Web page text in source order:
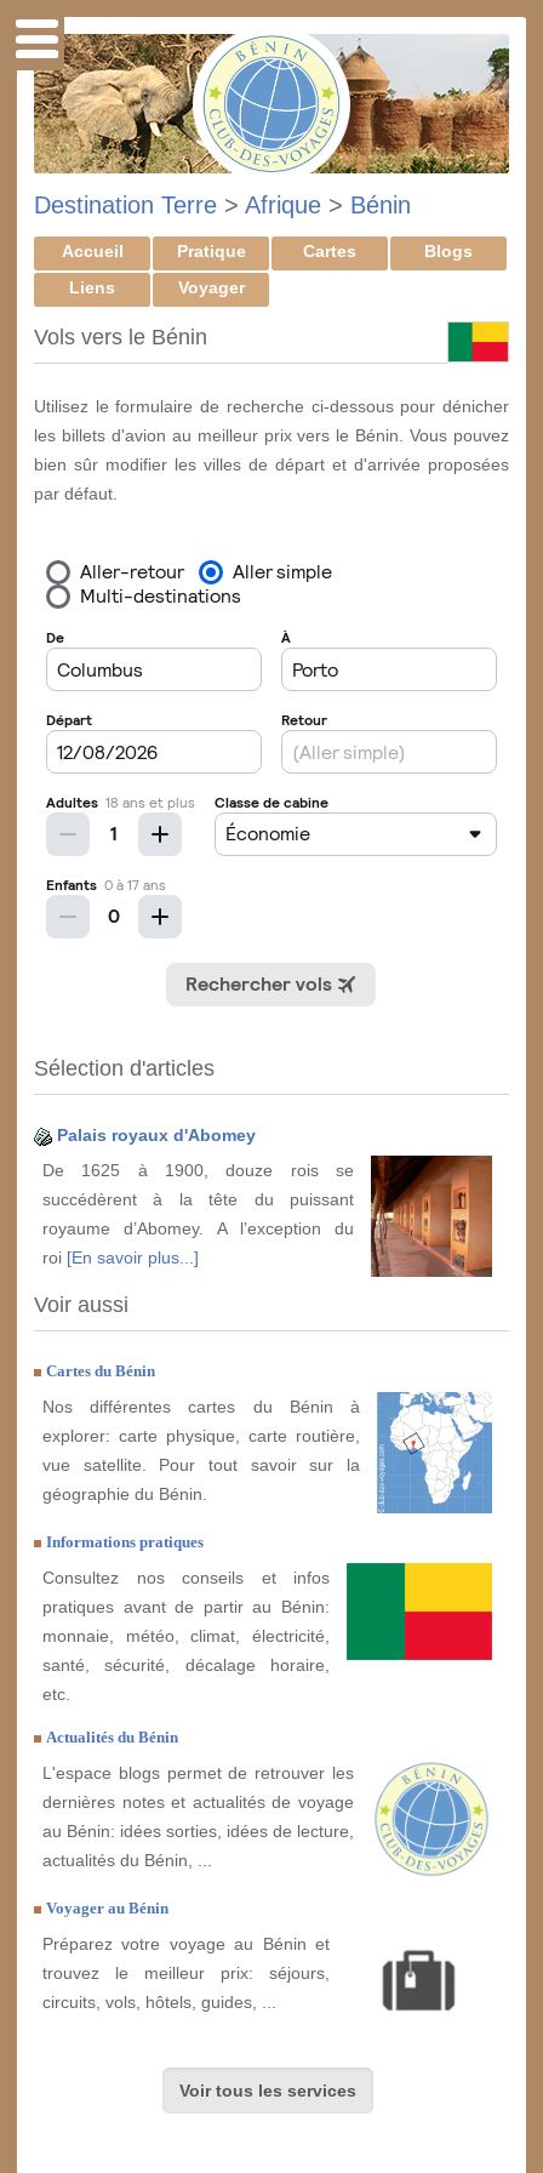
Destination Terre > Afrique > Bénin
Accueil Pratique Cartes
Blogs
Liens
Voyager
Vols vers le Bénin
Utilisez le formulaire de recherche ci-dessous pour dénicher
les billets d'avion au meilleur prix vers le Bénin. Vous pouvez
bien sûr modifier les villes de départ et d'arrivée proposées
par défaut.
Sélection d'articles
Palais royaux d'Abomey
De 1625 à 1900, douze rois se
succédèrent à la tête du puissant
royaume d’Abomey. A l’exception du
roi [En savoir plus...]
Voir aussi
Cartes du Bénin
Nos différentes cartes du Bénin à
explorer: carte physique, carte routière,
vue satellite. Pour tout savoir sur la
géographie du Bénin.
Informations pratiques
Consultez nos conseils et infos
pratiques avant de partir au Bénin:
monnaie, météo, climat, électricité,
santé, sécurité, décalage horaire,
etc.
Actualités du Bénin
L'espace blogs permet de retrouver les
dernières notes et actualités de voyage
au Bénin: idées sorties, idées de lecture,
actualités du Bénin, ...
Voyager au Bénin
Préparez votre voyage au Bénin et
trouvez le meilleur prix: séjours,
circuits, vols, hôtels, guides, ...
Voir tous les services